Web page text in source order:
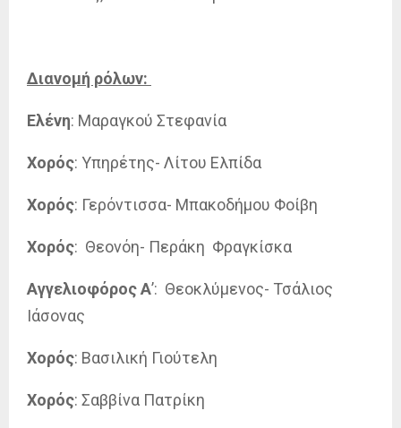
Διανομή ρόλων:
Ελένη: Μαραγκού Στεφανία
Χορός: Υπηρέτης- Λίτου Ελπίδα
Χορός: Γερόντισσα- Μπακοδήμου Φοίβη
Χορός: Θεονόη- Περάκη Φραγκίσκα
Αγγελιοφόρος Α’: Θεοκλύμενος- Τσάλιος
Ιάσονας
Χορός: Βασιλική Γιούτελη
Χορός: Σαββίνα Πατρίκη